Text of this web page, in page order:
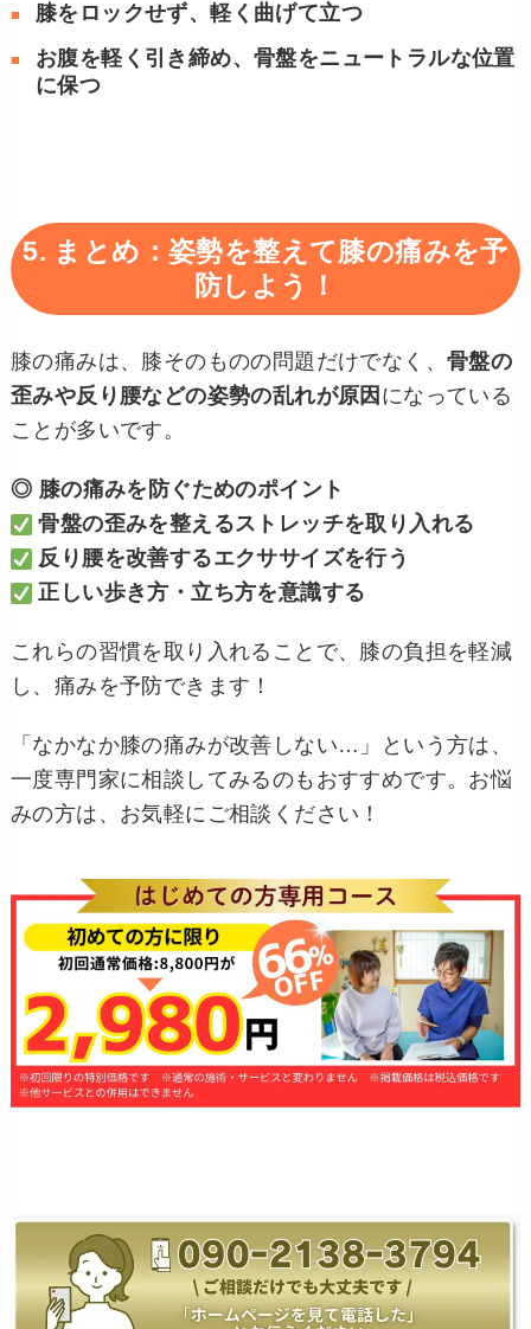
膝をロックせず、軽く曲げて立つ
お腹を軽く引き締め、骨盤をニュートラルな位置
に保つ
5. まとめ：姿勢を整えて膝の痛みを予
防しよう！
膝の痛みは、膝そのものの問題だけでなく、骨盤の
歪みや反り腰などの姿勢の乱れが原因 になっている
ことが多いです。
◎ 膝の痛みを防ぐためのポイント
骨盤の歪みを整えるストレッチを取り入れる
反り腰を改善するエクササイズを行う
正しい歩き方・立ち方を意識する
これらの習慣を取り入れることで、膝の負担を軽減
し、痛みを予防できます！
「なかなか膝の痛みが改善しない…」という方は、
一度専門家に相談してみるのもおすすめです。お悩
みの方は、お気軽にご相談ください！